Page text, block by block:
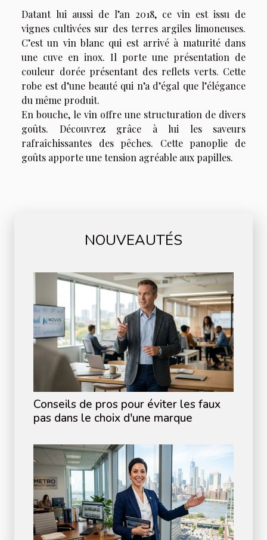
Datant lui aussi de l’an 2018, ce vin est issu de
vignes cultivées sur des terres argiles limoneuses.
C’est un vin blanc qui est arrivé à maturité dans
une cuve en inox. Il porte une présentation de
couleur dorée présentant des reflets verts. Cette
robe est d’une beauté qui n’a d’égal que l’élégance
du même produit.
En bouche, le vin offre une structuration de divers
goûts. Découvrez grâce à lui les saveurs
rafraîchissantes des pêches. Cette panoplie de
goûts apporte une tension agréable aux papilles.
NOUVEAUTÉS
Conseils de pros pour éviter les faux
pas dans le choix d'une marque